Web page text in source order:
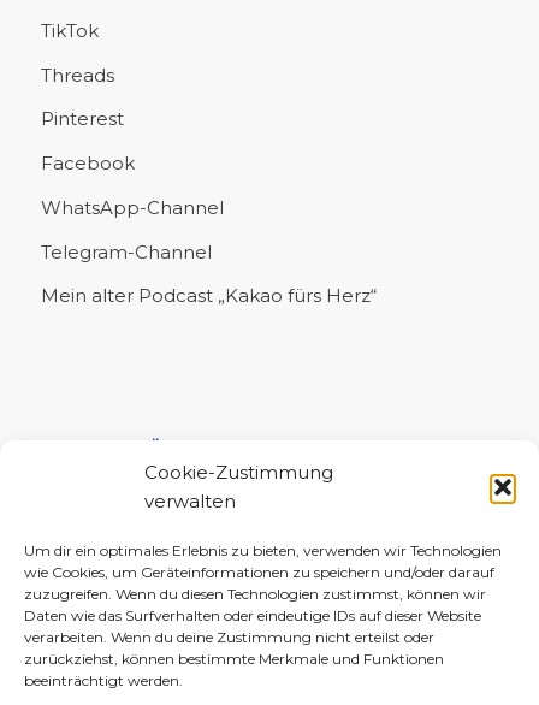
Cookie-Zustimmung
verwalten
Um dir ein optimales Erlebnis zu bieten, verwenden wir Technologien
wie Cookies, um Geräteinformationen zu speichern und/oder darauf
zuzugreifen. Wenn du diesen Technologien zustimmst, können wir
Daten wie das Surfverhalten oder eindeutige IDs auf dieser Website
verarbeiten. Wenn du deine Zustimmung nicht erteilst oder
zurückziehst, können bestimmte Merkmale und Funktionen
beeinträchtigt werden.
TikTok
Threads
Pinterest
Facebook
WhatsApp-Channel
Telegram-Channel
Mein alter Podcast „Kakao fürs Herz“